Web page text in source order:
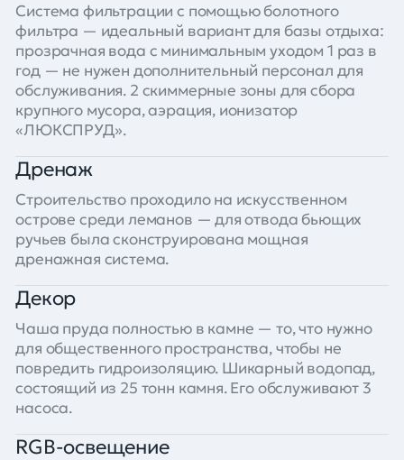
Система фильтрации с помощью болотного
фильтра — идеальный вариант для базы отдыха:
прозрачная вода с минимальным уходом 1 раз в
год — не нужен дополнительный персонал для
обслуживания. 2 скиммерные зоны для сбора
крупного мусора, аэрация, ионизатор
«ЛЮКСПРУД».
Дренаж
Строительство проходило на искусственном
острове среди леманов — для отвода бьющих
ручьев была сконструирована мощная
дренажная система.
Декор
Чаша пруда полностью в камне — то, что нужно
для общественного пространства, чтобы не
повредить гидроизоляцию. Шикарный водопад,
состоящий из 25 тонн камня. Его обслуживают 3
насоса.
RGB-освещение